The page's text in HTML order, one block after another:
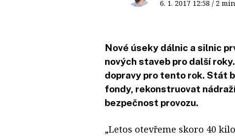
6. 1. 2017 12:58 / 2
Nové úseky dálnic a silnic
nových staveb pro další
dopravy pro tento rok. Stát
fondy, rekonstruovat
bezpečnost provozu.
„Letos otevřeme skoro 40